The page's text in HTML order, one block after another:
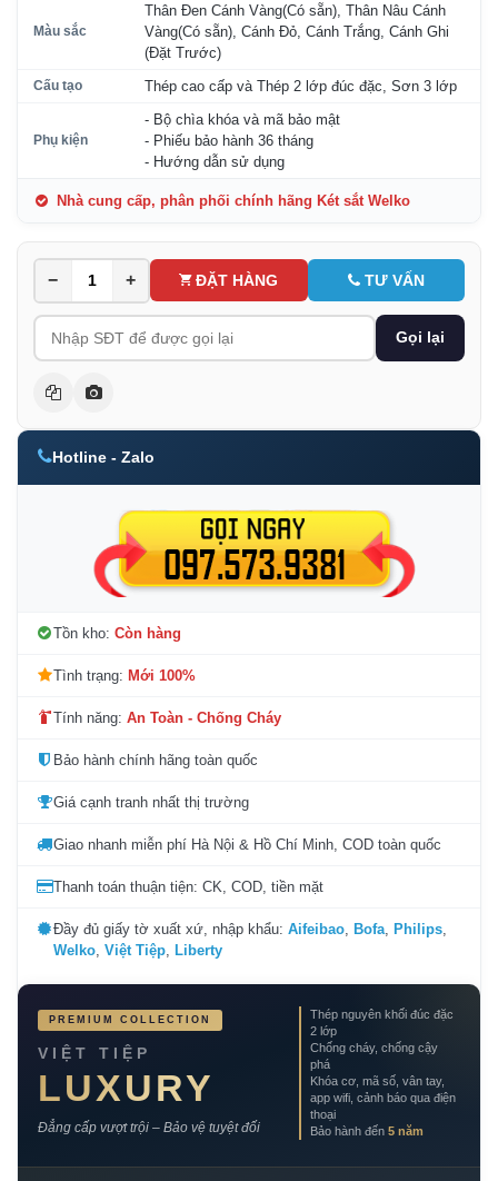
Màu sắc
Thân Ðen Cánh Vàng(Có sẵn), Thân Nâu Cánh
Vàng(Có sẵn), Cánh Ðỏ, Cánh Trắng, Cánh Ghi
(Đặt Trước)
Cấu tạo Thép cao cấp và Thép 2 lớp đúc đặc, Sơn 3 lớp
Phụ kiện
- Bộ chìa khóa và mã bảo mật
- Phiếu bảo hành 36 tháng
- Hướng dẫn sử dụng
Nhà cung cấp, phân phối chính hãng Két sắt Welko
− + ĐẶT HÀNG TƯ VẤN
Gọi lại
Hotline - Zalo
Tồn kho: Còn hàng
Tình trạng: Mới 100%
Tính năng: An Toàn - Chống Cháy
Bảo hành chính hãng toàn quốc
Giá cạnh tranh nhất thị trường
Giao nhanh miễn phí Hà Nội & Hồ Chí Minh, COD toàn quốc
Thanh toán thuận tiện: CK, COD, tiền mặt
Đầy đủ giấy tờ xuất xứ, nhập khẩu: Aifeibao Bofa Philips
Welko Việt Tiệp Liberty
PREMIUM COLLECTION
VIỆT TIỆP
LUXURY
Đẳng cấp vượt trội – Bảo vệ tuyệt đối
Thép nguyên khối đúc đặc
2 lớp
Chống cháy, chống cậy
phá
Khóa cơ, mã số, vân tay,
app wifi, cảnh báo qua điện
thoại
Bảo hành đến 5 năm